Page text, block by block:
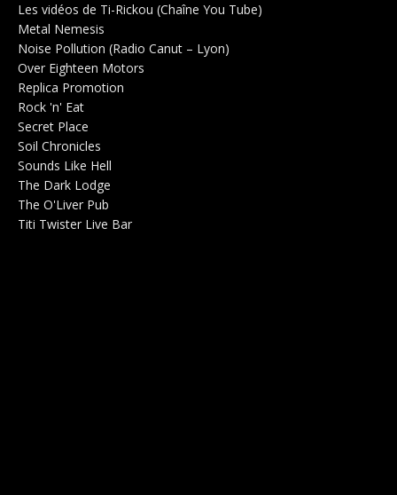
Les vidéos de Ti-Rickou (Chaîne You Tube)
Metal Nemesis
Noise Pollution (Radio Canut – Lyon)
Over Eighteen Motors
Replica Promotion
Rock 'n' Eat
Secret Place
Soil Chronicles
Sounds Like Hell
The Dark Lodge
The O'Liver Pub
Titi Twister Live Bar